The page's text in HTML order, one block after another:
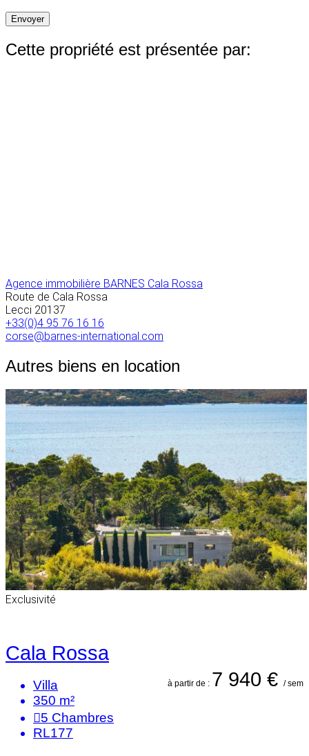
Envoyer
Cette propriété est présentée par:
Agence immobilière BARNES Cala Rossa
Route de Cala Rossa
Lecci 20137
+33(0)4 95 76 16 16
corse@barnes-international.com
Autres biens en location
Exclusivité
Cala Rossa
à partir de : 7 940 € / sem
Villa
350 m²
5 Chambres
RL177